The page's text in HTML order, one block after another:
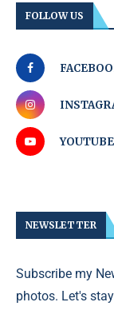
FOLLOW US
YOUTUBE
NEWSLETTER
Subscribe my
photos. Let's